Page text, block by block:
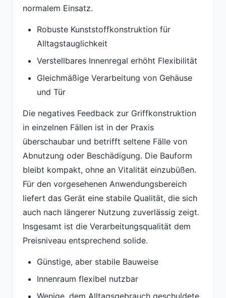
normalem Einsatz.
Robuste Kunststoffkonstruktion für
Alltagstauglichkeit
Verstellbares Innenregal erhöht Flexibilität
Gleichmäßige Verarbeitung von Gehäuse
und Tür
Die negatives Feedback zur Griffkonstruktion
in einzelnen Fällen ist in der Praxis
überschaubar und betrifft seltene Fälle von
Abnutzung oder Beschädigung. Die Bauform
bleibt kompakt, ohne an Vitalität einzubüßen.
Für den vorgesehenen Anwendungsbereich
liefert das Gerät eine stabile Qualität, die sich
auch nach längerer Nutzung zuverlässig zeigt.
Insgesamt ist die Verarbeitungsqualität dem
Preisniveau entsprechend solide.
Günstige, aber stabile Bauweise
Innenraum flexibel nutzbar